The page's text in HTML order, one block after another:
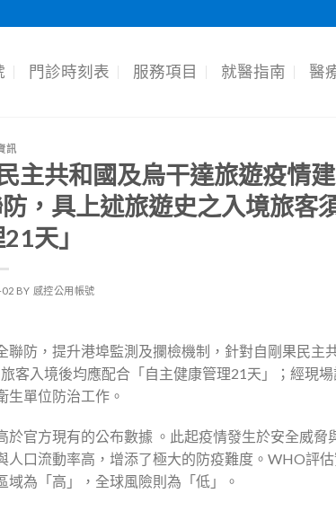
門診時刻表 服務項目 就醫指南 醫
訊
主共和國及烏干達旅遊疫情
，具上述旅遊史之入境旅客
天」
02 BY 感控公用帳號
防，提升港埠監測及攔檢機制，針對自剛果民主
客入境後均應配合「自主健康管理21天」；經現
單位防治工作。
官方現有的公布數據 。此起疫情發生於安全威脅
口流動率高，增添了極大的防疫難度。WHO評
為「高」，全球風險則為「低」。